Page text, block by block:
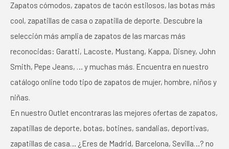
Zapatos cómodos, zapatos de tacón estilosos, las botas más
cool, zapatillas de casa o zapatilla de deporte. Descubre la
selección más amplia de zapatos de las marcas más
reconocidas: Garatti, Lacoste, Mustang, Kappa, Disney, John
Smith, Pepe Jeans, … y muchas más. Encuentra en nuestro
catálogo online todo tipo de zapatos de mujer, hombre, niños y
niñas.
En nuestro Outlet encontraras las mejores ofertas de zapatos,
zapatillas de deporte, botas, botines, sandalias, deportivas,
zapatillas de casa… ¿Eres de Madrid, Barcelona, Sevilla…? no